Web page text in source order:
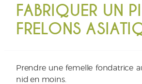
FABRIQUER UN
FRELONS
Prendre une femelle fondatrice
nid en moins.